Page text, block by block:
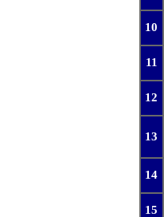
10
11
12
13
14
15